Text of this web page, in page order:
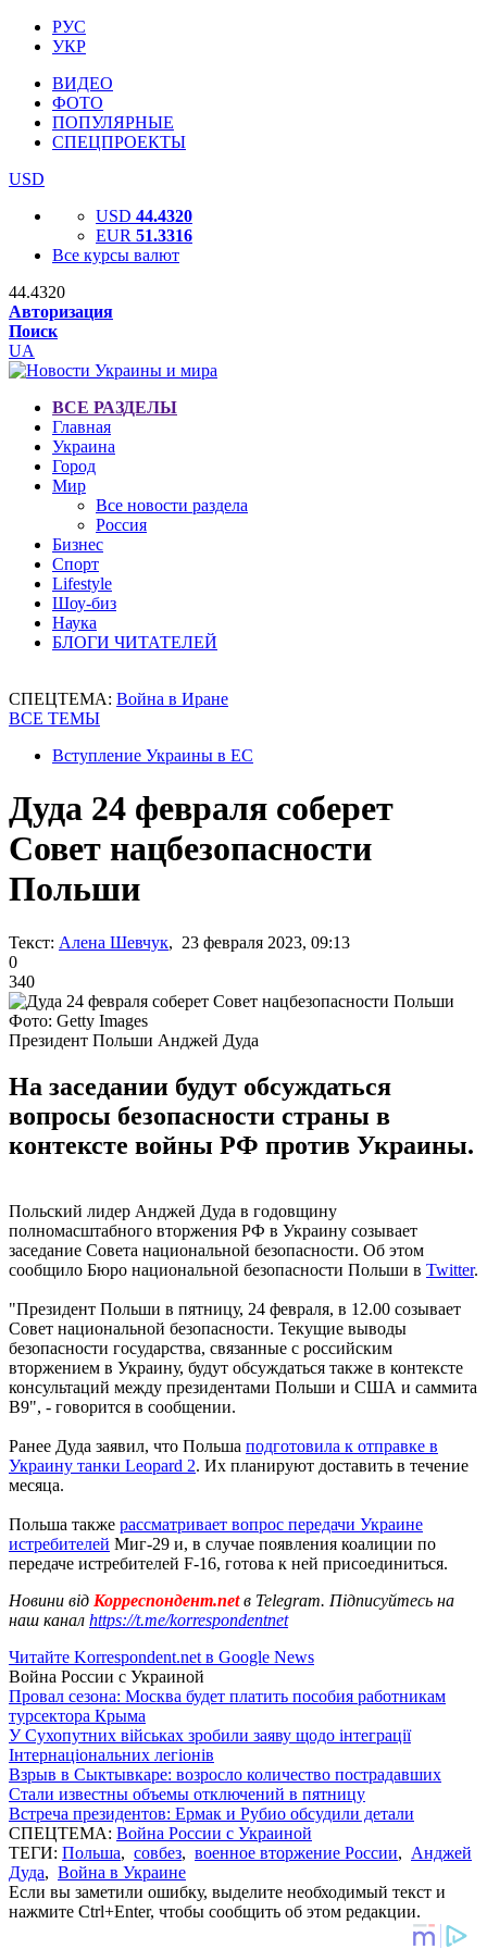
РУС
УКР
ВИДЕО
ФОТО
ПОПУЛЯРНЫЕ
СПЕЦПРОЕКТЫ
USD
USD 44.4320
EUR 51.3316
Все курсы валют
44.4320
Авторизация
Поиск
UA
ВСЕ РАЗДЕЛЫ
Главная
Украина
Город
Мир
Все новости раздела
Россия
Бизнес
Спорт
Lifestyle
Шоу-биз
Наука
БЛОГИ ЧИТАТЕЛЕЙ
СПЕЦТЕМА: Война в Иране
ВСЕ ТЕМЫ
Вступление Украины в ЕС
Дуда 24 февраля соберет
Совет нацбезопасности
Польши
Текст: Алена Шевчук, 23 февраля 2023, 09:13
0
340
Фото: Getty Images
Президент Польши Анджей Дуда
На заседании будут обсуждаться
вопросы безопасности страны в
контексте войны РФ против Украины.
Польский лидер Анджей Дуда в годовщину
полномасштабного вторжения РФ в Украину созывает
заседание Совета национальной безопасности. Об этом
сообщило Бюро национальной безопасности Польши в Twitter.
"Президент Польши в пятницу, 24 февраля, в 12.00 созывает
Совет национальной безопасности. Текущие выводы
безопасности государства, связанные с российским
вторжением в Украину, будут обсуждаться также в контексте
консультаций между президентами Польши и США и саммита
B9", - говорится в сообщении.
Ранее Дуда заявил, что Польша подготовила к отправке в
Украину танки Leopard 2. Их планируют доставить в течение
месяца.
Польша также рассматривает вопрос передачи Украине
истребителей Миг-29 и, в случае появления коалиции по
передаче истребителей F-16, готова к ней присоединиться.
Новини від Корреспондент.netв Telegram. Підписуйтесь на
наш канал https://t.me/korrespondentnet
Читайте Korrespondent.net в Google News
Война России с Украиной
Провал сезона: Москва будет платить пособия работникам
турсектора Крыма
У Сухопутних військах зробили заяву щодо інтеграції
Інтернаціональних легіонів
Взрыв в Сыктывкаре: возросло количество пострадавших
Стали известны объемы отключений в пятницу
Встреча президентов: Ермак и Рубио обсудили детали
СПЕЦТЕМА: Война России с Украиной
ТЕГИ: Польша, совбез, военное вторжение России, Анджей
Дуда, Война в Украине
Если вы заметили ошибку, выделите необходимый текст и
нажмите Ctrl+Enter, чтобы сообщить об этом редакции.